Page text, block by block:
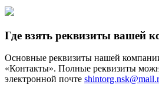
Где взять реквизиты вашей
Основные реквизиты нашей компании
«Контакты». Полные реквизиты
электронной почте